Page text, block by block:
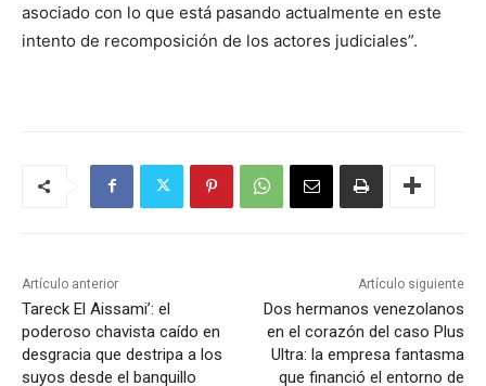
asociado con lo que está pasando actualmente en este
intento de recomposición de los actores judiciales”.
Artículo anterior
Tareck El Aissami’: el
poderoso chavista caído en
desgracia que destripa a los
suyos desde el banquillo
Artículo siguiente
Dos hermanos venezolanos
en el corazón del caso Plus
Ultra: la empresa fantasma
que financió el entorno de